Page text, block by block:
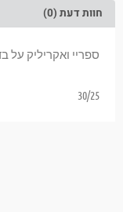
חוות דעת (0)
ספריי ואקריליק על בד
30/25